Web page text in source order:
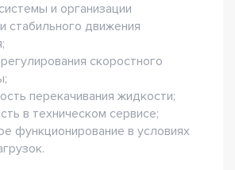
и организации
стабильного движения
скоростного
перекачивания жидкости;
в техническом сервисе;
функционирование в условиях